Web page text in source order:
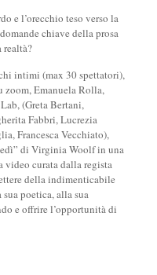
e l’orecchio teso verso la
chiave della prosa
realtà?
intimi (max 30 spettatori),
zoom, Emanuela Rolla,
(Greta Bertani,
Fabbri, Lucrezia
Francesca Vecchiato),
di Virginia Woolf in una
curata dalla regista
della indimenticabile
poetica, alla sua
e offrire l’opportunità di